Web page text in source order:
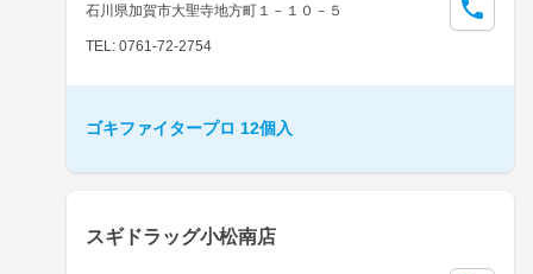
石川県加賀市大聖寺地方町１－１０－５
TEL: 0761-72-2754
ゴキファイタープロ 12個入
スギドラッグ小松南店